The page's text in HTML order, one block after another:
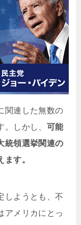
関連した無数の
しかし、 可能
統領選挙関連の
す。
しようとも、不
アメリカにとっ